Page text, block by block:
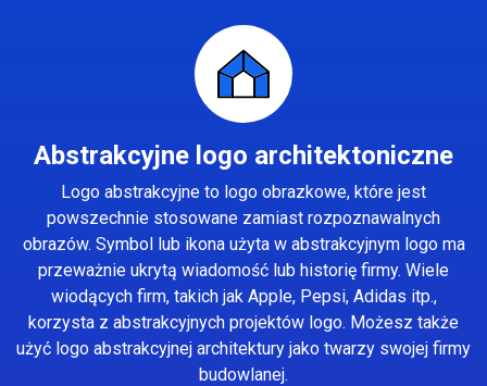
Abstrakcyjne logo architektoniczne
Logo abstrakcyjne to logo obrazkowe, które jest
powszechnie stosowane zamiast rozpoznawalnych
obrazów. Symbol lub ikona użyta w abstrakcyjnym logo ma
przeważnie ukrytą wiadomość lub historię firmy. Wiele
wiodących firm, takich jak Apple, Pepsi, Adidas itp.,
korzysta z abstrakcyjnych projektów logo. Możesz także
użyć logo abstrakcyjnej architektury jako twarzy swojej firmy
budowlanej.